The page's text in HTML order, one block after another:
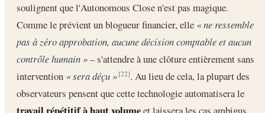
soulignent que l'Autonomous Close n'est pas magique.
Comme le prévient un blogueur financier, elle « ne ressemble
pas à zéro approbation, aucune décision comptable et aucun
contrôle humain »– s'attendre à une clôture entièrement sans
intervention « sera déçu » [22]. Au lieu de cela, la plupart des
observateurs pensent que cette technologie automatisera le